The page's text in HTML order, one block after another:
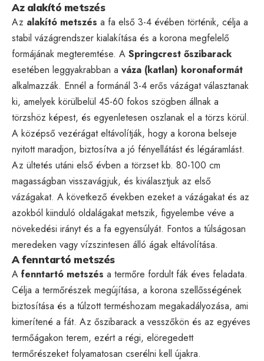
Az alakító metszés
Az alakító metszés a fa első 3-4 évében történik, célja a
stabil vázágrendszer kialakítása és a korona megfelelő
formájának megteremtése. A Springcrest őszibarack
esetében leggyakrabban a váza (katlan) koronaformát
alkalmazzák. Ennél a formánál 3-4 erős vázágat választanak
ki, amelyek körülbelül 45-60 fokos szögben állnak a
törzshöz képest, és egyenletesen oszlanak el a törzs körül.
A középső vezérágat eltávolítják, hogy a korona belseje
nyitott maradjon, biztosítva a jó fényellátást és légáramlást.
Az ültetés utáni első évben a törzset kb. 80-100 cm
magasságban visszavágjuk, és kiválasztjuk az első
vázágakat. A következő években ezeket a vázágakat és az
azokból kiinduló oldalágakat metszik, figyelembe véve a
növekedési irányt és a fa egyensúlyát. Fontos a túlságosan
meredeken vagy vízszintesen álló ágak eltávolítása.
A fenntartó metszés
A fenntartó metszés a termőre fordult fák éves feladata.
Célja a termőrészek megújítása, a korona szellősségének
biztosítása és a túlzott terméshozam megakadályozása, ami
kimerítené a fát. Az őszibarack a vesszőkön és az egyéves
termőágakon terem, ezért a régi, elöregedett
termőrészeket folyamatosan cserélni kell újakra.